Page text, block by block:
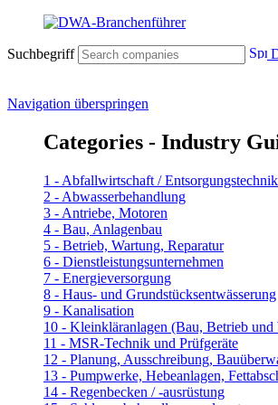
Suchbegriff
Navigation überspringen
Categories - Industry
1 - Abfallwirtschaft / Entsorgungstechnik
2 - Abwasserbehandlung
3 - Antriebe, Motoren
4 - Bau, Anlagenbau
5 - Betrieb, Wartung, Reparatur
6 - Dienstleistungsunternehmen
7 - Energieversorgung
8 - Haus- und Grundstücksentwässerung
9 - Kanalisation
10 - Kleinkläranlagen (Bau, Betrieb und
11 - MSR-Technik und Prüfgeräte
12 - Planung, Ausschreibung,
13 - Pumpwerke, Hebeanlagen,
14 - Regenbecken / -ausrüstung